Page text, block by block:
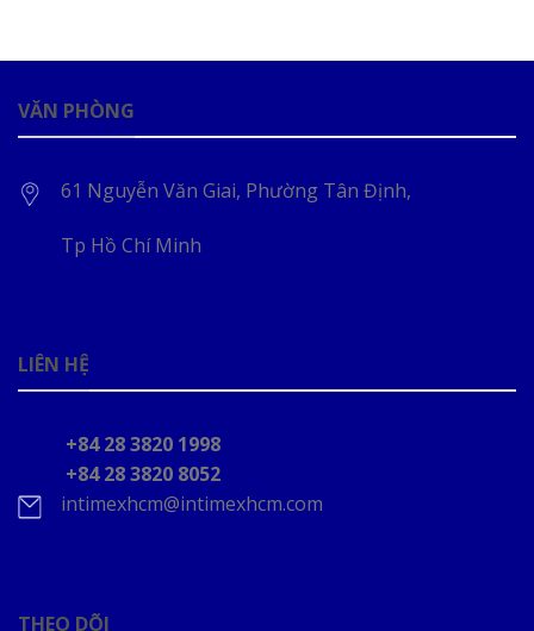
VĂN PHÒNG
61 Nguyễn Văn Giai, Phường Tân Định,
Tp Hồ Chí Minh
LIÊN HỆ
+84 28 3820 1998
+84 28 3820 8052
intimexhcm@intimexhcm.com
THEO DÕI